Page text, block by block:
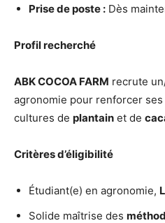
Prise de poste : Dès
Profil recherché
ABK COCOA FARM recrute
agronomie pour renforcer
cultures de plantain et de
Critères d’éligibilité
Étudiant(e) en agronomie,
Solide maîtrise des